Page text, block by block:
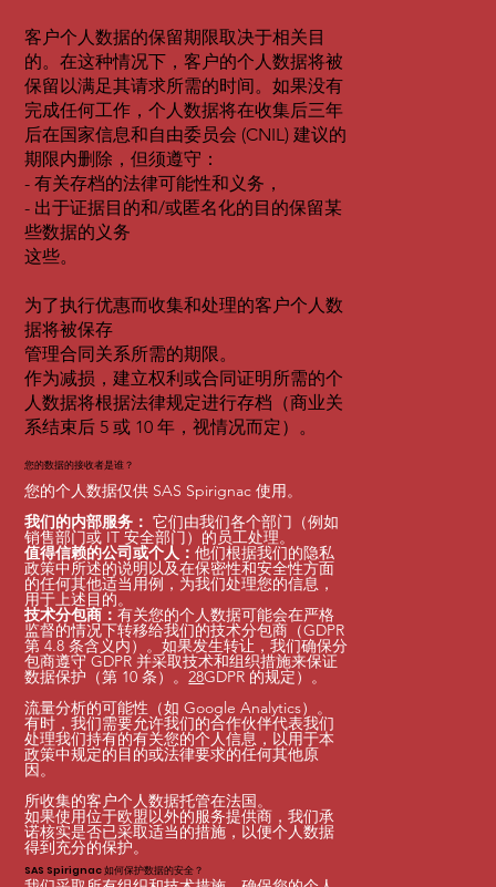
客户个人数据的保留期限取决于相关目
的。在这种情况下，客户的个人数据将被
保留以满足其请求所需的时间。如果没有
完成任何工作，个人数据将在收集后三年
后在国家信息和自由委员会 (CNIL) 建议的
期限内删除，但须遵守：
- 有关存档的法律可能性和义务，
- 出于证据目的和/或匿名化的目的保留某
些数据的义务
这些。
为了执行优惠而收集和处理的客户个人数
据将被保存
管理合同关系所需的期限。
作为减损，建立权利或合同证明所需的个
人数据将根据法律规定进行存档（商业关
系结束后 5 或 10 年，视情况而定）。
您的数据的接收者是谁？
您的个人数据仅供 SAS Spirignac 使用。
我们的内部服务： 它们由我们各个部门（例如
销售部门或 IT 安全部门）的员工处理。
值得信赖的公司或个人：他们根据我们的隐私
政策中所述的说明以及在保密性和安全性方面
的任何其他适当用例，为我们处理您的信息，
用于上述目的。
技术分包商：有关您的个人数据可能会在严格
监督的情况下转移给我们的技术分包商（GDPR
第 4.8 条含义内）。如果发生转让，我们确保分
包商遵守 GDPR 并采取技术和组织措施来保证
数据保护（第 10 条）。28GDPR 的规定）。
流量分析的可能性（如 Google Analytics）。
有时，我们需要允许我们的合作伙伴代表我们
处理我们持有的有关您的个人信息，以用于本
政策中规定的目的或法律要求的任何其他原
因。
所收集的客户个人数据托管在法国。
如果使用位于欧盟以外的服务提供商，我们承
诺核实是否已采取适当的措施，以便个人数据
得到充分的保护。
SAS Spirignac 如何保护数据的安全？